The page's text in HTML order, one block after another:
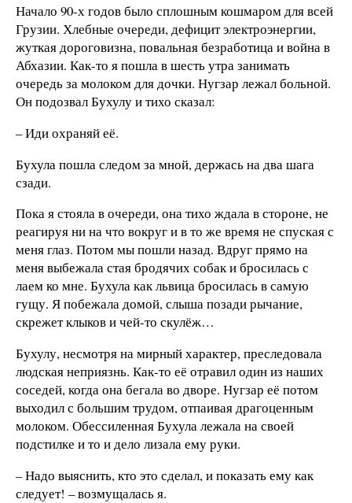
Начало 90-х годов было сплошным кошмаром для всей
Грузии. Хлебные очереди, дефицит электроэнергии,
жуткая дороговизна, повальная безработица и война в
Абхазии. Как-то я пошла в шесть утра занимать
очередь за молоком для дочки. Нугзар лежал больной.
Он подозвал Бухулу и тихо сказал:
– Иди охраняй её.
Бухула пошла следом за мной, держась на два шага
сзади.
Пока я стояла в очереди, она тихо ждала в стороне, не
реагируя ни на что вокруг и в то же время не спуская с
меня глаз. Потом мы пошли назад. Вдруг прямо на
меня выбежала стая бродячих собак и бросилась с
лаем ко мне. Бухула как львица бросилась в самую
гущу. Я побежала домой, слыша позади рычание,
скрежет клыков и чей-то скулёж…
Бухулу, несмотря на мирный характер, преследовала
людская неприязнь. Как-то её отравил один из наших
соседей, когда она бегала во дворе. Нугзар её потом
выходил с большим трудом, отпаивая драгоценным
молоком. Обессиленная Бухула лежала на своей
подстилке и то и дело лизала ему руки.
– Надо выяснить, кто это сделал, и показать ему как
следует! – возмущалась я.